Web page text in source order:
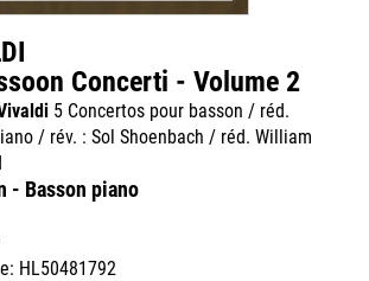
Concerti - Volume 2
5 Concertos pour basson / réd.
/ rév. : Sol Shoenbach / réd. William
- Basson piano
HL50481792